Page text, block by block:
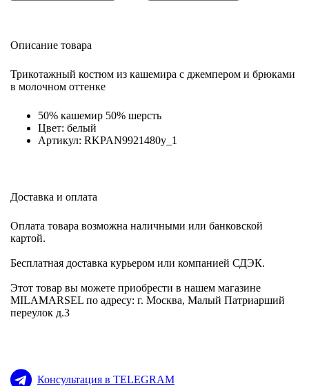
Описание товара
Трикотажный костюм из кашемира с джемпером и брюками
в молочном оттенке
50% кашемир 50% шерсть
Цвет: белый
Артикул: RKPAN9921480y_1
Доставка и оплата
Оплата товара возможна наличными или банковской
картой.
Бесплатная доставка курьером или компанией СДЭК.
Этот товар вы можете приобрести в нашем магазине
MILAMARSEL по адресу: г. Москва, Малый Патриарший
переулок д.3
Консультация в TELEGRAM